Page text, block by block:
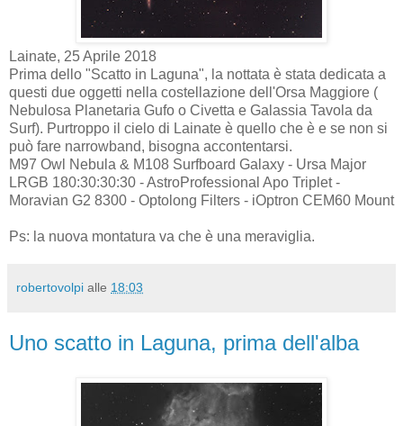
Lainate, 25 Aprile 2018
Prima dello "Scatto in Laguna", la nottata è stata dedicata a
questi due oggetti nella costellazione dell'Orsa Maggiore (
Nebulosa Planetaria Gufo o Civetta e Galassia Tavola da
Surf). Purtroppo il cielo di Lainate è quello che è e se non si
può fare narrowband, bisogna accontentarsi.
M97 Owl Nebula & M108 Surfboard Galaxy - Ursa Major
LRGB 180:30:30:30 - AstroProfessional Apo Triplet -
Moravian G2 8300 - Optolong Filters - iOptron CEM60 Mount
Ps: la nuova montatura va che è una meraviglia.
robertovolpi alle 18:03
Uno scatto in Laguna, prima dell'alba